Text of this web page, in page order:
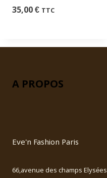
35,00€ TTC
A PROPOS
Eve'n Fashion Paris
66,avenue des champs Elysées